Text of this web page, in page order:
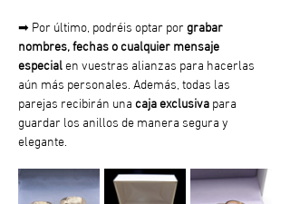
➡︎ Por último, podréis optar por grabar
nombres, fechas o cualquier mensaje
especial en vuestras alianzas para hacerlas
aún más personales. Además, todas las
parejas recibirán una caja exclusiva para
guardar los anillos de manera segura y
elegante.